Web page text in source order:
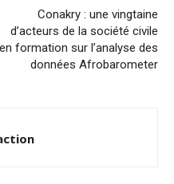
Conakry : une vingtaine
d’acteurs de la société civile
en formation sur l’analyse des
données Afrobarometer